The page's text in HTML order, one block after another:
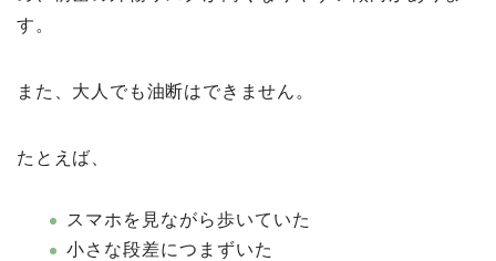
す。
また、大人でも油断はできません。
たとえば、
スマホを見ながら歩いていた
小さな段差につまずいた